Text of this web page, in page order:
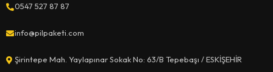
0547 527 87 87
info@pilpaketi.com
Şirintepe Mah. Yaylapınar Sokak No: 63/B Tepebaşı / ESKİŞEHİR